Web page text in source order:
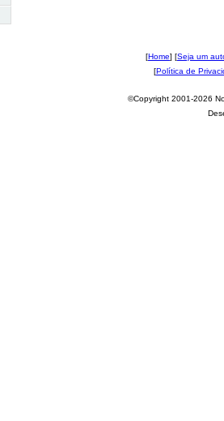
[Home] [Seja um
[Política de
©Copyright 2001-2026